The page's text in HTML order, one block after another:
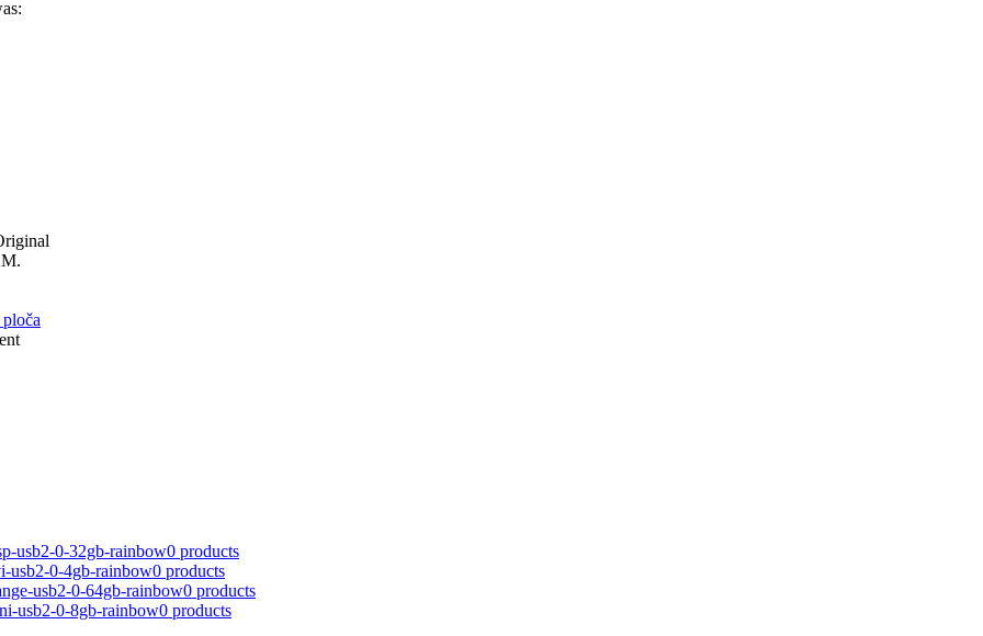
usb2-0-32gb-rainbow0 products
usb2-0-4gb-rainbow0 products
usb2-0-64gb-rainbow0 products
usb2-0-8gb-rainbow0 products